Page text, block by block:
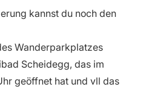
kannst du noch den
Wanderparkplatzes
Scheidegg, das im
geöffnet hat und vll das